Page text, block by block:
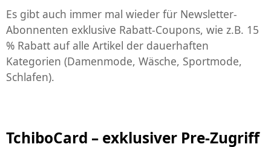
Es gibt auch immer mal wieder für Newsletter-
Abonnenten exklusive Rabatt-Coupons, wie z.B. 15
% Rabatt auf alle Artikel der dauerhaften
Kategorien (Damenmode, Wäsche, Sportmode,
Schlafen).
TchiboCard – exklusiver Pre-Zugriff